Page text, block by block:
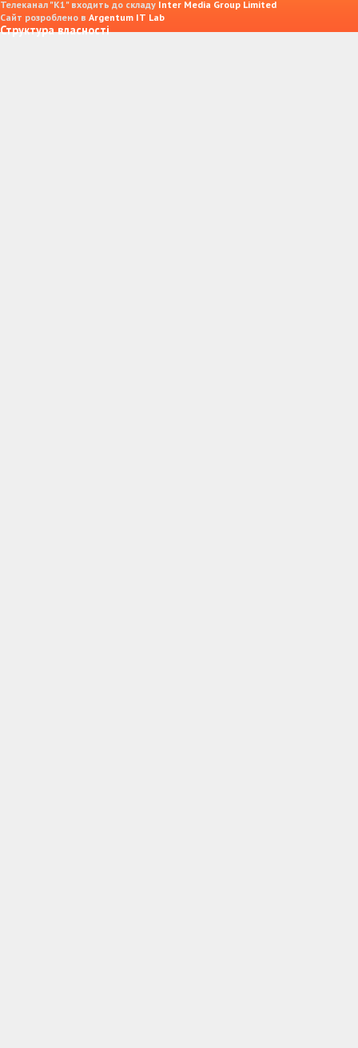
Телеканал "К1" входить до складу Inter Media Group Limited
Сайт розроблено в Argentum IT Lab
Структура власності